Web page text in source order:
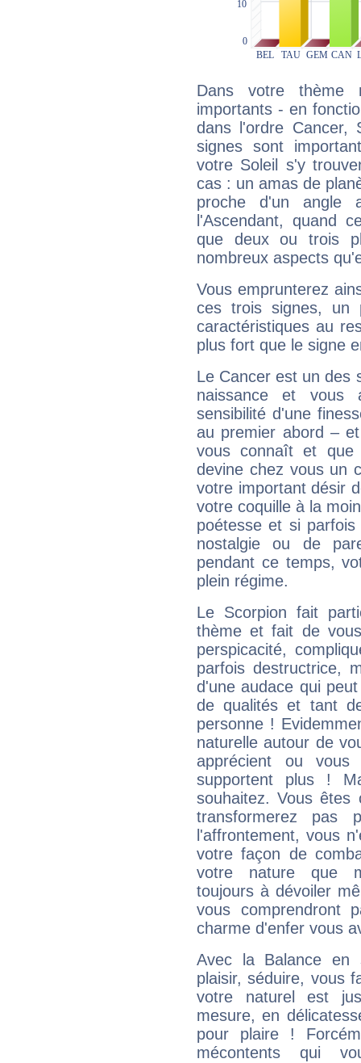
Dans votre thème
importants - en
dans l'ordre Cancer,
signes sont
votre Soleil s'y
cas : un amas de
proche d'un
l'Ascendant, quand
que deux ou trois
nombreux aspects
Vous emprunterez
ces trois signes, un
caractéristiques au
plus fort que le signe
Le Cancer est un des
naissance et vous
sensibilité d'une
au premier abord –
vous connaît et
devine chez vous un
votre important désir
votre coquille à la
poétesse et si
nostalgie ou de
pendant ce temps,
plein régime.
Le Scorpion fait
thème et fait de
perspicacité,
parfois destructrice,
d'une audace qui
de qualités et tant
personne !
naturelle autour de
apprécient ou
supportent plus !
souhaitez. Vous
transformerez pas
l'affrontement, vous
votre façon de
votre nature que
toujours à dévoiler
vous comprendront
charme d'enfer vous
Avec la Balance en
plaisir, séduire, vous
votre naturel est
mesure, en
pour plaire !
mécontents qui